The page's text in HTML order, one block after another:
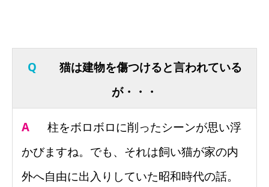
Q
猫は建物を傷つけると言われている
が・・・
A
柱をボロボロに削ったシーンが思い浮
かびますね。でも、それは飼い猫が家の内
外へ自由に出入りしていた昭和時代の話。